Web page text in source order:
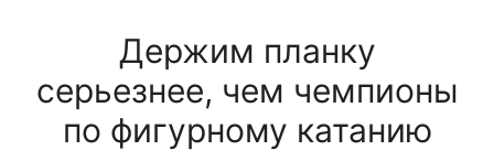
Держим планку
серьезнее, чем чемпионы
по фигурному катанию